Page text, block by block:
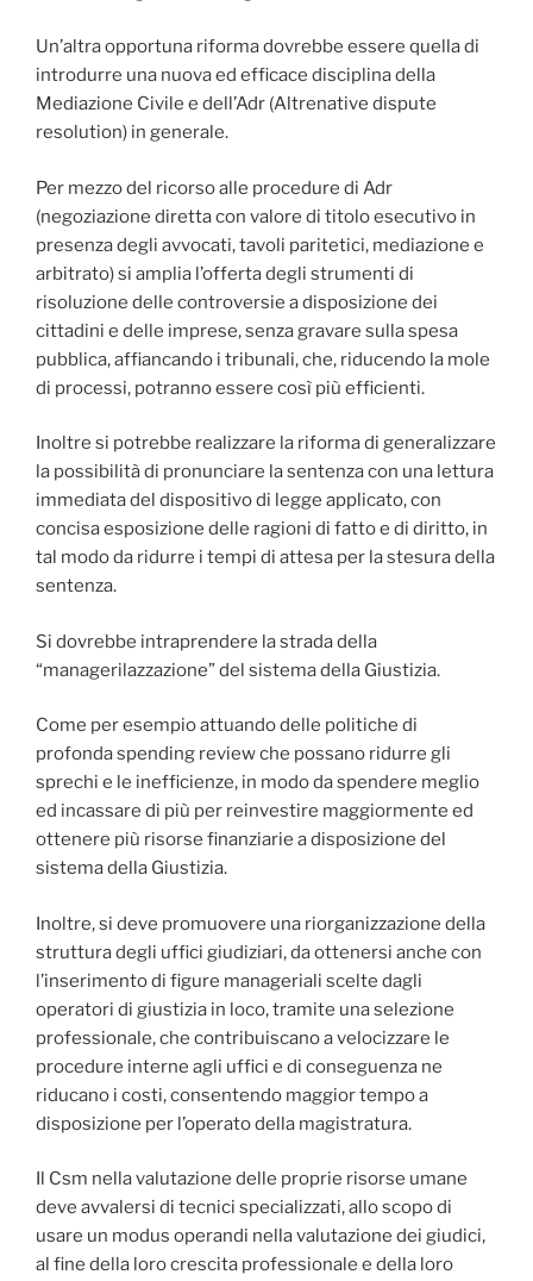
Un’altra opportuna riforma dovrebbe essere quella di
introdurre una nuova ed efficace disciplina della
Mediazione Civile e dell’Adr (Altrenative dispute
resolution) in generale.
Per mezzo del ricorso alle procedure di Adr
(negoziazione diretta con valore di titolo esecutivo in
presenza degli avvocati, tavoli paritetici, mediazione e
arbitrato) si amplia l’offerta degli strumenti di
risoluzione delle controversie a disposizione dei
cittadini e delle imprese, senza gravare sulla spesa
pubblica, affiancando i tribunali, che, riducendo la mole
di processi, potranno essere così più efficienti.
Inoltre si potrebbe realizzare la riforma di generalizzare
la possibilità di pronunciare la sentenza con una lettura
immediata del dispositivo di legge applicato, con
concisa esposizione delle ragioni di fatto e di diritto, in
tal modo da ridurre i tempi di attesa per la stesura della
sentenza.
Si dovrebbe intraprendere la strada della
“managerilazzazione” del sistema della Giustizia.
Come per esempio attuando delle politiche di
profonda spending review che possano ridurre gli
sprechi e le inefficienze, in modo da spendere meglio
ed incassare di più per reinvestire maggiormente ed
ottenere più risorse finanziarie a disposizione del
sistema della Giustizia.
Inoltre, si deve promuovere una riorganizzazione della
struttura degli uffici giudiziari, da ottenersi anche con
l’inserimento di figure manageriali scelte dagli
operatori di giustizia in loco, tramite una selezione
professionale, che contribuiscano a velocizzare le
procedure interne agli uffici e di conseguenza ne
riducano i costi, consentendo maggior tempo a
disposizione per l’operato della magistratura.
Il Csm nella valutazione delle proprie risorse umane
deve avvalersi di tecnici specializzati, allo scopo di
usare un modus operandi nella valutazione dei giudici,
al fine della loro crescita professionale e della loro